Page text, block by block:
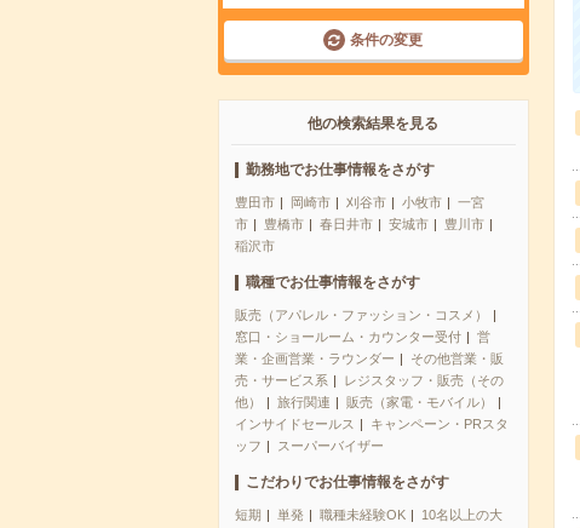
条件の変更
他の検索結果を見る
勤務地でお仕事情報をさがす
豊田市 岡崎市 刈谷市 小牧市
一宮
市
豊橋市 春日井市 安城市
豊川市
稲沢市
職種でお仕事情報をさがす
販売（アパレル・ファッション・コスメ）
窓口・ショールーム・カウンター受付
営
業・企画営業・ラウンダー
その他営業・販
売・サービス系
レジスタッフ・販売（その
他）
旅行関連
販売（家電・モバイル）
インサイドセールス
キャンペーン・PRスタ
ッフ
スーパーバイザー
こだわりでお仕事情報をさがす
短期 単発 職種未経験OK
10名以上の大